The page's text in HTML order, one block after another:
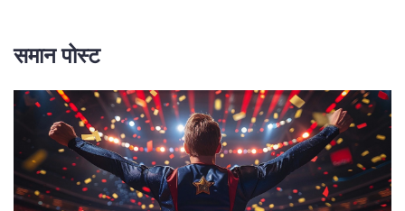
समान पोस्ट